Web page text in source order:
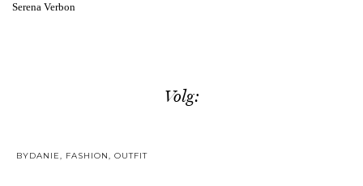
Serena Verbon
Volg:
BYDANIE, FASHION, OUTFIT